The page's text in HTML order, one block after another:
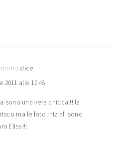
dice
2011 alle 10:48
sono una vera chicca!!! la
ma le foto iniziali sono
Elisa!!!